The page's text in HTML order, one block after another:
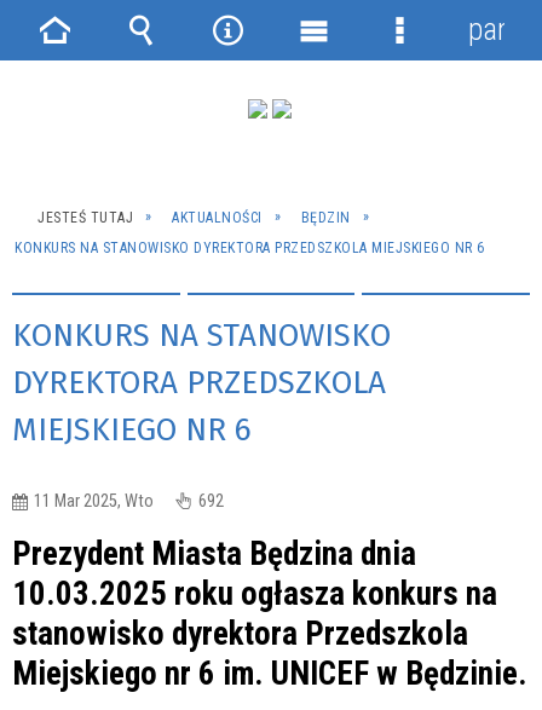
JESTEŚ TUTAJ AKTUALNOŚCI
BĘDZIN
KONKURS NA STANOWISKO DYREKTORA PRZEDSZKOLA MIEJSKIEGO NR 6
KONKURS NA STANOWISKO
DYREKTORA PRZEDSZKOLA
MIEJSKIEGO NR 6
11 Mar 2025, Wto 692
Prezydent Miasta Będzina dnia
10.03.2025 roku ogłasza konkurs na
stanowisko dyrektora Przedszkola
Miejskiego nr 6 im. UNICEF w Będzinie.
Strona Wyszukiwarka
NarzędziaMenu
Menu
panel